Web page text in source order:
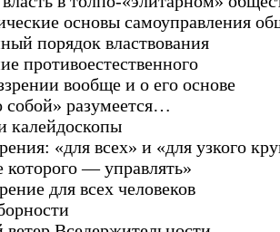
основы самоуправления
порядок властвования
противоестественного
вообще и о его основе
собой» разумеется…
калейдоскопы
«для всех» и «для узкого
которого — управлять»
для всех человеков